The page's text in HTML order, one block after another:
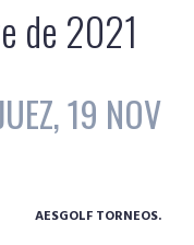
de 2021
19 NOV
AESGOLF TORNEOS.